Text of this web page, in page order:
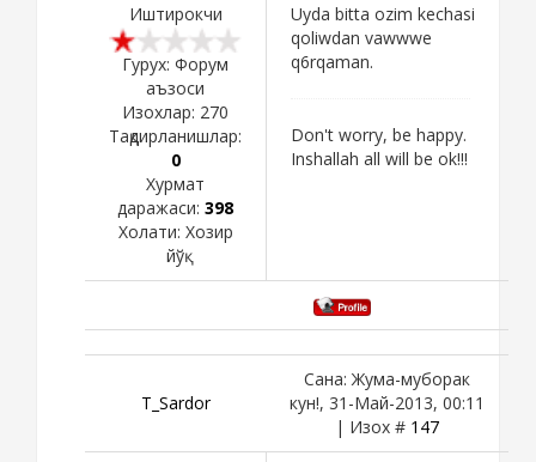
Иштирокчи
Гурух: Форум
аъзоси
Изохлар: 270
Тақдирланишлар:
0
Хурмат
даражаси: 398
Холати: Хозир
йўқ
Uyda bitta ozim kechasi
qoliwdan vawwwe
q6rqaman.
Don't worry, be happy.
Inshallah all will be ok!!!
T_Sardor
Сана: Жума-муборак
кун!, 31-Май-2013, 00:11
| Изох # 147